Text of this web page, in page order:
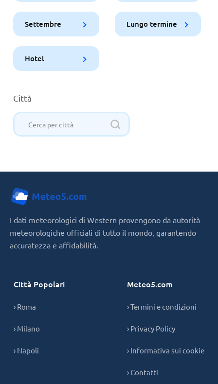
Settembre Lungo termine
Hotel
Città
I dati meteorologici di Western provengono da autorità
meteorologiche ufficiali di tutto il mondo, garantendo
accuratezza e affidabilità.
Città Popolari
› Roma
› Milano
› Napoli
Meteo5.com
› Termini e condizioni
› Privacy Policy
› Informativa sui cookie
› Contatti